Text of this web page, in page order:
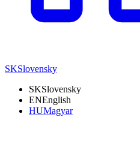
SKSlovensky
SKSlovensky
ENEnglish
HUMagyar